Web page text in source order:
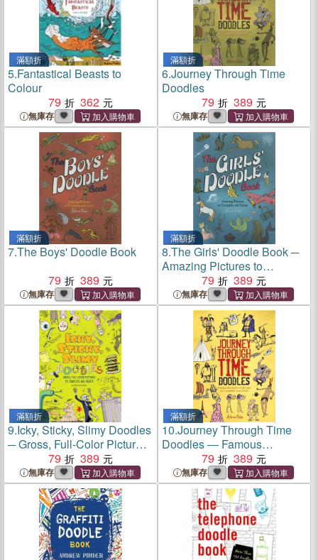
滿額折
5.Fantastical Beasts to
Colour
79
362
無庫存
滿額折
6.Journey Through Time
Doodles
79
389
無庫存
滿額折
7.The Boys' Doodle Book
79
389
無庫存
滿額折
8.The Girls' Doodle Book ─
Amazing Pictures to
Complete and Create
79 389
無庫存
滿額折
9.Icky, Sticky, Slimy Doodles
─ Gross, Full-Color Pictures
to Complete and Create
79 389
無庫存
滿額折
10.Journey Through Time
Doodles ― Famous
Moments in Full-Color to
Complete and Create
79 389
無庫存